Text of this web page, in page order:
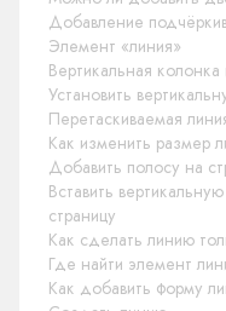
Добавление
Элемент «линия»
Вертикальная
Установить
Перетаскиваемая
Как изменить размер
Добавить полосу на
Вставить
страницу
Как сделать линию
Где найти элемент
Как добавить форму